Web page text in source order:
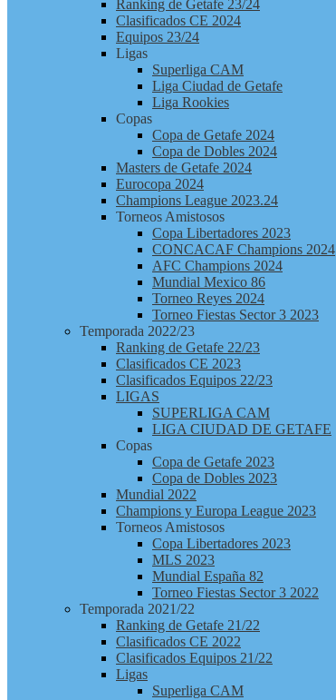
Ranking de Getafe 23/24
Clasificados CE 2024
Equipos 23/24
Ligas
Superliga CAM
Liga Ciudad de Getafe
Liga Rookies
Copas
Copa de Getafe 2024
Copa de Dobles 2024
Masters de Getafe 2024
Eurocopa 2024
Champions League 2023.24
Torneos Amistosos
Copa Libertadores 2023
CONCACAF Champions 2024
AFC Champions 2024
Mundial Mexico 86
Torneo Reyes 2024
Torneo Fiestas Sector 3 2023
Temporada 2022/23
Ranking de Getafe 22/23
Clasificados CE 2023
Clasificados Equipos 22/23
LIGAS
SUPERLIGA CAM
LIGA CIUDAD DE GETAFE
Copas
Copa de Getafe 2023
Copa de Dobles 2023
Mundial 2022
Champions y Europa League 2023
Torneos Amistosos
Copa Libertadores 2023
MLS 2023
Mundial España 82
Torneo Fiestas Sector 3 2022
Temporada 2021/22
Ranking de Getafe 21/22
Clasificados CE 2022
Clasificados Equipos 21/22
Ligas
Superliga CAM